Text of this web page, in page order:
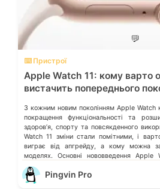
💬
⌨️ Пристрої
Apple Watch 11: кому варто
вистачить попереднього
З кожним новим поколінням Apple Watch
покращення функціональності та
здоровʼя, спорту та повсякденного
Watch 11 зміни стали помітними, і
виграє від апгрейду, а кому можна
моделях. Основні нововведення Apple
отримали кілька ключових […]
Pingvin Pro